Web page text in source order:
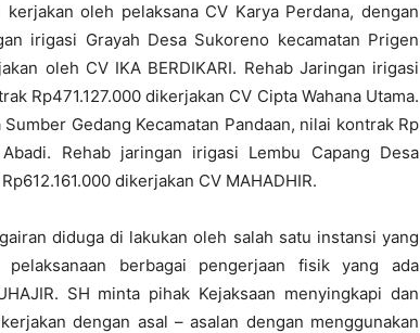
oleh pelaksana CV Karya Perdana, dengan
irigasi Grayah Desa Sukoreno kecamatan Prigen
oleh CV IKA BERDIKARI. Rehab Jaringan irigasi
Rp471.127.000 dikerjakan CV Cipta Wahana Utama.
Gedang Kecamatan Pandaan, nilai kontrak Rp
Rehab jaringan irigasi Lembu Capang Desa
dikerjakan CV MAHADHIR.
diduga di lakukan oleh salah satu instansi yang
berbagai pengerjaan fisik yang ada
SH minta pihak Kejaksaan menyingkapi dan
dengan asal – asalan dengan menggunakan